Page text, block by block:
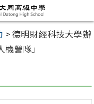
>德明財經科技大學辦
營隊」